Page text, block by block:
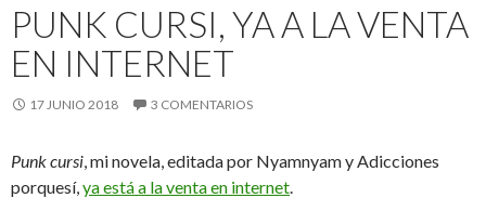
PUNK CURSI, YA A LA VENTA
EN INTERNET
17 JUNIO 2018 3 COMENTARIOS
Punk cursi, mi novela, editada por Nyamnyam y Adicciones
porquesí,ya está a la venta en internet.